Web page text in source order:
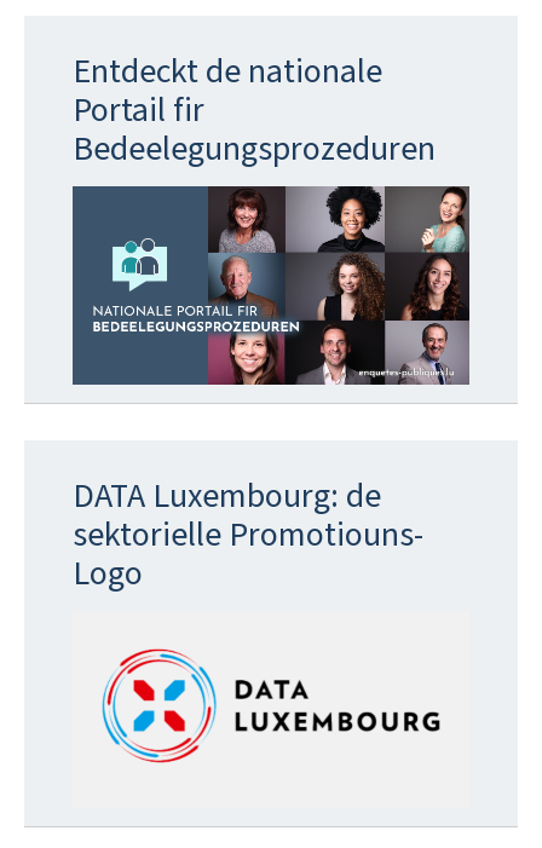
Entdeckt de nationale
Portail fir
Bedeelegungsprozeduren
DATA Luxembourg: de
sektorielle Promotiouns-
Logo